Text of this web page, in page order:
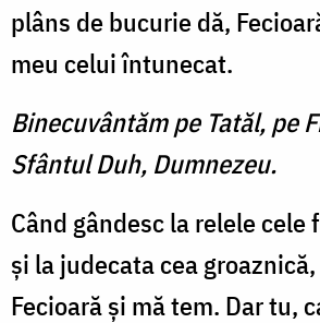
plâns de bucurie dă,
meu celui întunecat.
Binecuvântăm pe Tatăl, pe
Sfântul Duh, Dumnezeu.
Când gândesc la relele cele
şi la judecata cea
Fecioară şi mă tem. Dar tu,